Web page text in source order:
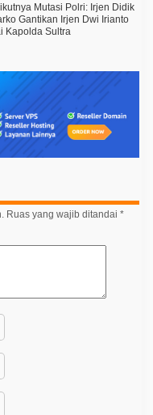
Mutasi Polri: Irjen Didik
Gantikan Irjen Dwi Irianto
Kapolda Sultra
Ruas yang wajib ditandai *